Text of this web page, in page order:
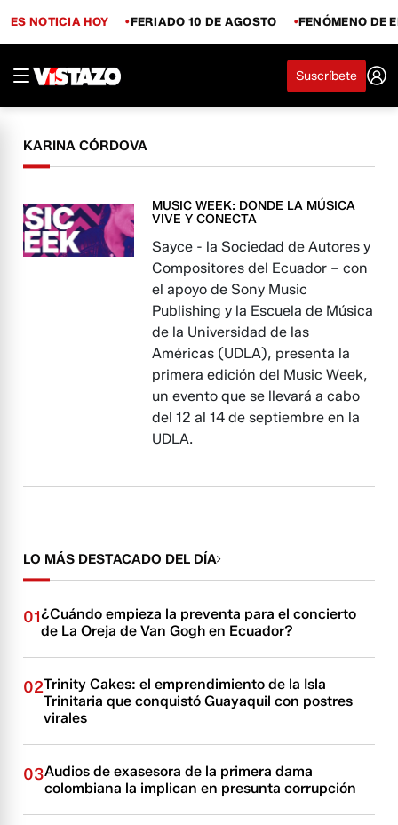
ES NOTICIA HOY FERIADO 10 DE AGOSTO FENÓMENO DE
Suscríbete
KARINA CÓRDOVA
MUSIC WEEK: DONDE LA MÚSICA
VIVE Y CONECTA
Sayce - la Sociedad de Autores y
Compositores del Ecuador – con
el apoyo de Sony Music
Publishing y la Escuela de Música
de la Universidad de las
Américas (UDLA), presenta la
primera edición del Music Week,
un evento que se llevará a cabo
del 12 al 14 de septiembre en la
UDLA.
LO MÁS DESTACADO DEL DÍA
01¿Cuándo empieza la preventa para el concierto
de La Oreja de Van Gogh en Ecuador?
02Trinity Cakes: el emprendimiento de la Isla
Trinitaria que conquistó Guayaquil con postres
virales
03Audios de exasesora de la primera dama
colombiana la implican en presunta corrupción